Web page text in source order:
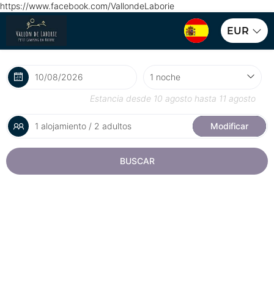
https://www.facebook.com/VallondeLaborie
EUR
Estancia desde 10 agosto hasta 11 agosto
1 alojamiento / 2 adultos Modificar